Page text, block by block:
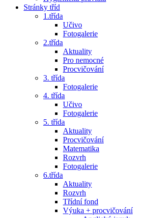
Stránky tříd
1.třída
Učivo
Fotogalerie
2.třída
Aktuality
Pro nemocné
Procvičování
3. třída
Fotogalerie
4. třída
Učivo
Fotogalerie
5. třída
Aktuality
Procvičování
Matematika
Rozvrh
Fotogalerie
6.třída
Aktuality
Rozvrh
Třídní fond
Výuka + procvičování